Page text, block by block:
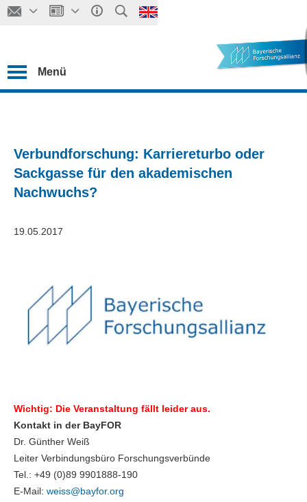
Menü
Verbundforschung: Karriereturbo oder
Sackgasse für den akademischen
Nachwuchs?
19.05.2017
Wichtig: Die Veranstaltung fällt leider aus.
Kontakt in der BayFOR
Dr. Günther Weiß
Leiter Verbindungsbüro Forschungsverbünde
Tel.: +49 (0)89 9901888-190
E-Mail: weiss@bayfor.org